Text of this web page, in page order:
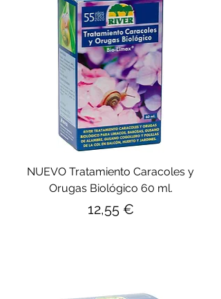
NUEVO Tratamiento Caracoles y
Orugas Biológico 60 ml.
Precio
12,55 €